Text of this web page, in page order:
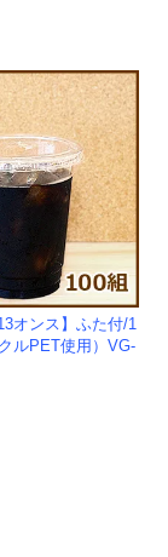
オンス】ふた付/1
ルPET使用）VG-